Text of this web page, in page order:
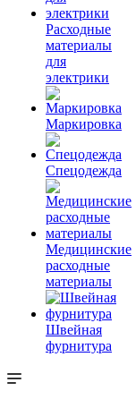
Расходные
материалы
для
электрики
Маркировка
Спецодежда
Медицинские
расходные
материалы
Швейная
фурнитура